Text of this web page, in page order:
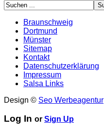
Braunschweig
Dortmund
Münster
Sitemap
Kontakt
Datenschutzerklärung
Impressum
Salsa Links
Design © Seo Werbeagentur
Log In or Sign Up